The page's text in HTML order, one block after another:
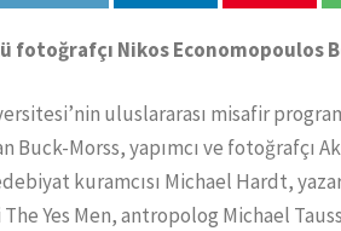
fotoğrafçı Nikos Economopoulos
uluslararası misafir
Buck-Morss, yapımcı ve fotoğrafçı
kuramcısı Michael Hardt,
Yes Men, antropolog Michael